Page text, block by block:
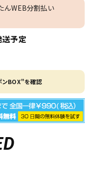
んWEB分割払い
予定
ンBOX"を確認